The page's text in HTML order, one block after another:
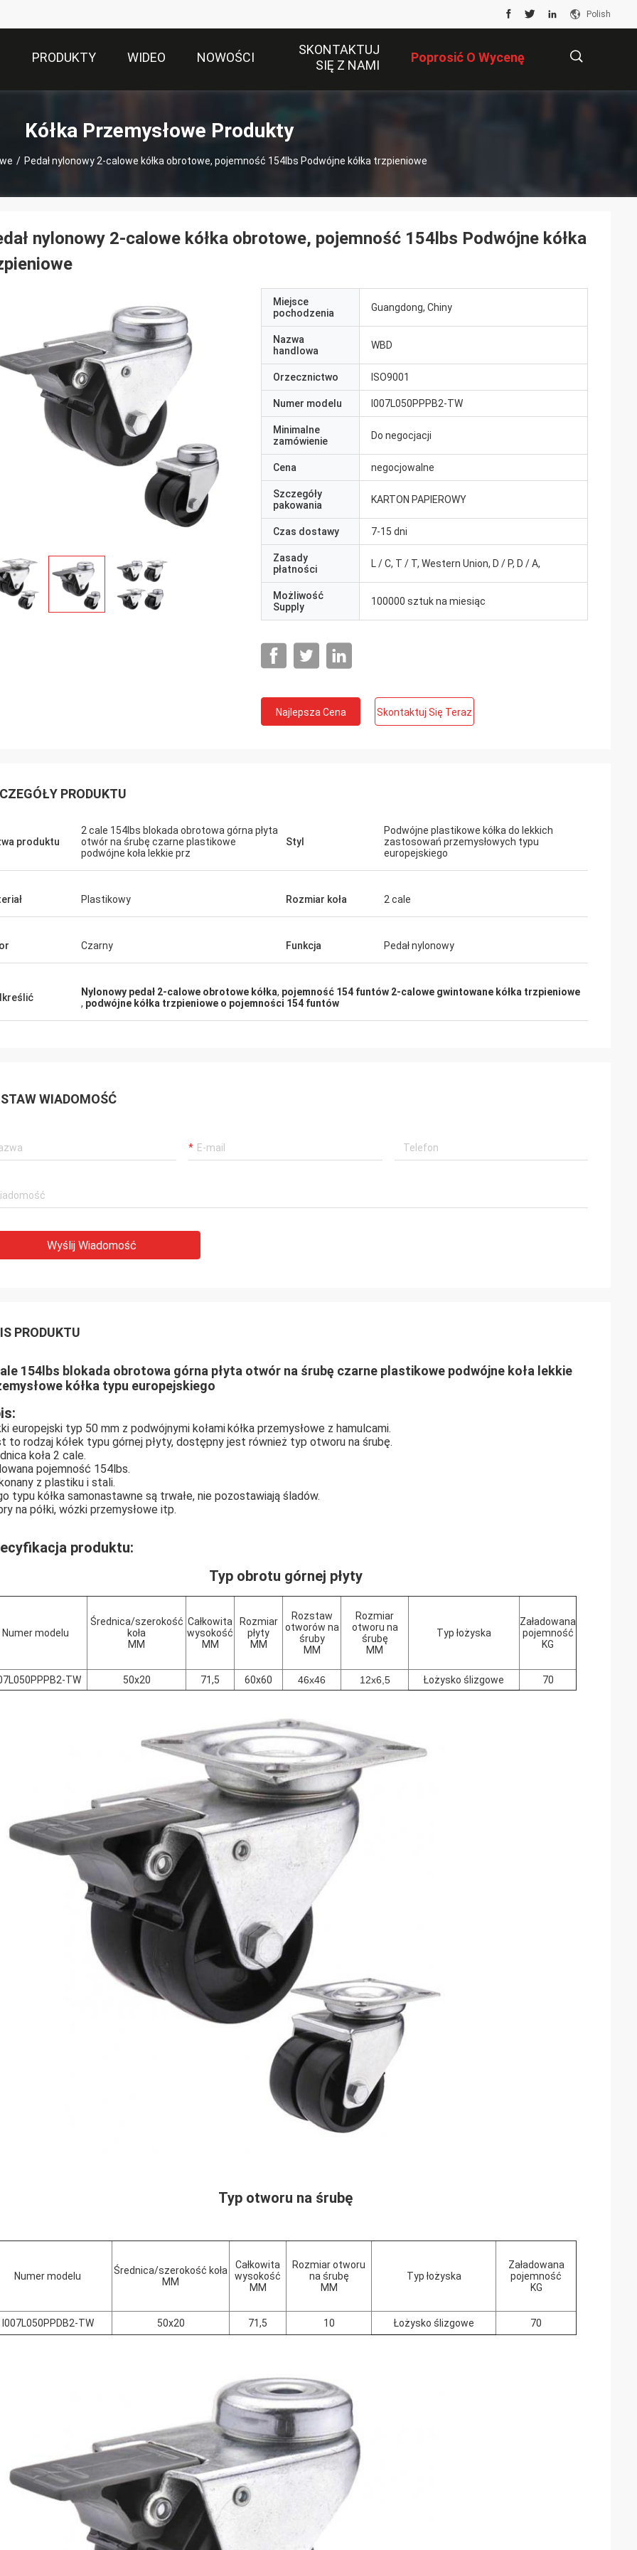
Polish
PRODUKTY WIDEO NOWOŚCI
SKONTAKTUJ
SIĘ Z NAMI
Poprosić O Wycenę
Kółka Przemysłowe Produkty
/ Pedał nylonowy 2-calowe kółka obrotowe, pojemność 154lbs Podwójne kółka trzpieniowe
nylonowy 2-calowe kółka obrotowe, pojemność 154lbs Podwójne kółka
Miejsce
pochodzenia
Guangdong, Chiny
Nazwa
handlowa
WBD
Orzecznictwo ISO9001
Numer modelu I007L050PPPB2-TW
Minimalne
zamówienie
Do negocjacji
Cena negocjowalne
Szczegóły
pakowania
KARTON PAPIEROWY
Czas dostawy 7-15 dni
Zasady
płatności
L / C, T / T, Western Union, D / P, D / A,
Możliwość
Supply
100000 sztuk na miesiąc
Najlepsza Cena Skontaktuj Się Teraz
PRODUKTU
produktu
2 cale 154lbs blokada obrotowa górna płyta
otwór na śrubę czarne plastikowe
podwójne koła lekkie prz
Styl
Podwójne plastikowe kółka do lekkich
zastosowań przemysłowych typu
europejskiego
Plastikowy Rozmiar koła 2 cale
Czarny Funkcja Pedał nylonowy
Nylonowy pedał 2-calowe obrotowe kółka, pojemność 154 funtów 2-calowe gwintowane kółka trzpieniowe
, podwójne kółka trzpieniowe o pojemności 154 funtów
WIADOMOŚĆ
Wyślij Wiadomość
PRODUKTU
154lbs blokada obrotowa górna płyta otwór na śrubę czarne plastikowe podwójne koła lekkie
kółka typu europejskiego
europejski typ 50 mm z podwójnymi kołamikółka przemysłowe z hamulcami.
to rodzaj kółek typu górnej płyty, dostępny jest również typ otworu na śrubę.
koła 2 cale.
pojemność 154lbs.
z plastiku i stali.
typu kółka samonastawne są trwałe, nie pozostawiają śladów.
na półki, wózki przemysłowe itp.
produktu:
Typ obrotu górnej płyty
Numer modelu
Średnica/szerokość
koła
MM
Całkowita
wysokość
MM
Rozmiar
płyty
MM
Rozstaw
otworów na
śruby
MM
Rozmiar
otworu na
śrubę
MM
Typ łożyska
Załadowana
pojemność
KG
TW 50x20 71,5 60x60 46x46 12x6,5 Łożysko ślizgowe 70
Typ otworu na śrubę
Numer modelu
Średnica/szerokość koła
MM
Całkowita
wysokość
MM
Rozmiar otworu
na śrubę
MM
Typ łożyska
Załadowana
pojemność
KG
I007L050PPDB2-TW 50x20 71,5 10 Łożysko ślizgowe 70